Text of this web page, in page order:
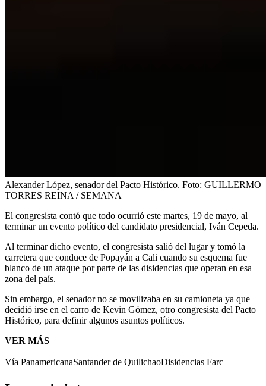
Alexander López, senador del Pacto Histórico. Foto: GUILLERMO
TORRES REINA / SEMANA
El congresista contó que todo ocurrió este martes, 19 de mayo, al
terminar un evento político del candidato presidencial, Iván Cepeda.
Al terminar dicho evento, el congresista salió del lugar y tomó la
carretera que conduce de Popayán a Cali cuando su esquema fue
blanco de un ataque por parte de las disidencias que operan en esa
zona del país.
Sin embargo, el senador no se movilizaba en su camioneta ya que
decidió irse en el carro de Kevin Gómez, otro congresista del Pacto
Histórico, para definir algunos asuntos políticos.
VER MÁS
Vía PanamericanaSantander de QuilichaoDisidencias Farc